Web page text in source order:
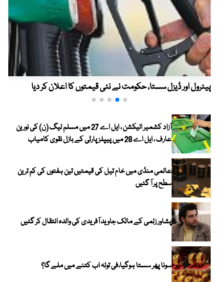
پیٹرول اور ڈیزل سستا، حکومت نے نئی قیمتوں کا اعلان کر دیا
آزاد کشمیر الیکشن ، ایل اے 27 میں مسلم لیگ (ن) کی نورین
عارف ، ایل اے 28 میں پیپلز پارٹی کے بازل نقوی کامیاب
عالمی منڈی میں خام تیل کی قیمتیں تین ہفتوں کی کم ترین
سطح پر آ گئیں
پشاور زلمی کے مالک جاوید آفریدی کی والدہ انتقال کر گئیں
سونا پھر سستا ہوگیا،فی تولہ اب کتنے میں ملے گا؟